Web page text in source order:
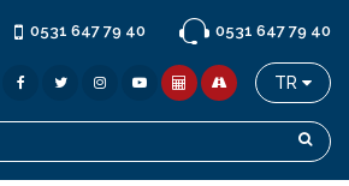
0531 647 79 40 0531 647 79 40
TR